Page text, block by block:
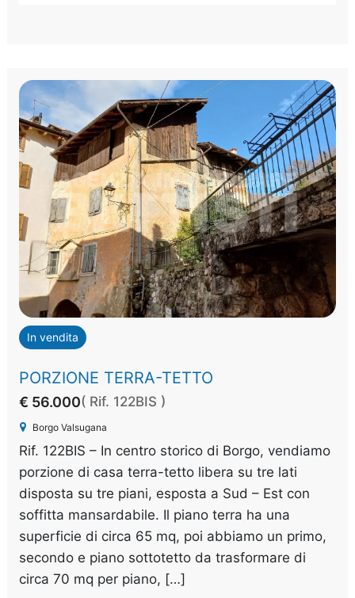
In vendita
PORZIONE TERRA-TETTO
€ 56.000( Rif. 122BIS )
Borgo Valsugana
Rif. 122BIS – In centro storico di Borgo, vendiamo
porzione di casa terra-tetto libera su tre lati
disposta su tre piani, esposta a Sud – Est con
soffitta mansardabile. Il piano terra ha una
superficie di circa 65 mq, poi abbiamo un primo,
secondo e piano sottotetto da trasformare di
circa 70 mq per piano, […]